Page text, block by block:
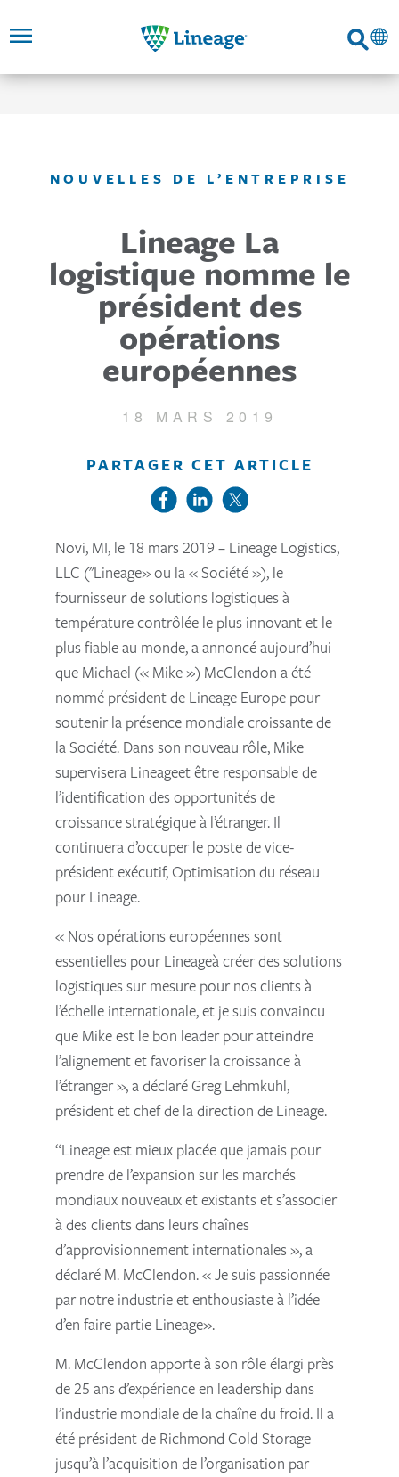
NAVIGATION
PRINCIPALE
CONTENU
PRINCIPAL
AU
PIED
Lineage
NOUVELLES DE L’ENTREPRISE
Lineage La
logistique nomme le
président des
opérations
européennes
18 MARS 2019
PARTAGER CET ARTICLE
Novi, MI, le 18 mars 2019 – Lineage Logistics,
LLC ("Lineage» ou la « Société »), le
fournisseur de solutions logistiques à
température contrôlée le plus innovant et le
plus fiable au monde, a annoncé aujourd’hui
que Michael (« Mike ») McClendon a été
nommé président de Lineage Europe pour
soutenir la présence mondiale croissante de
la Société. Dans son nouveau rôle, Mike
supervisera Lineageet être responsable de
l’identification des opportunités de
croissance stratégique à l’étranger. Il
continuera d’occuper le poste de vice-
président exécutif, Optimisation du réseau
pour Lineage.
« Nos opérations européennes sont
essentielles pour Lineageà créer des solutions
logistiques sur mesure pour nos clients à
l’échelle internationale, et je suis convaincu
que Mike est le bon leader pour atteindre
l’alignement et favoriser la croissance à
l’étranger », a déclaré Greg Lehmkuhl,
président et chef de la direction de Lineage.
“Lineage est mieux placée que jamais pour
prendre de l’expansion sur les marchés
mondiaux nouveaux et existants et s’associer
à des clients dans leurs chaînes
d’approvisionnement internationales », a
déclaré M. McClendon. « Je suis passionnée
par notre industrie et enthousiaste à l’idée
d’en faire partie Lineage».
M. McClendon apporte à son rôle élargi près
de 25 ans d’expérience en leadership dans
l’industrie mondiale de la chaîne du froid. Il a
été président de Richmond Cold Storage
jusqu’à l’acquisition de l’organisation par